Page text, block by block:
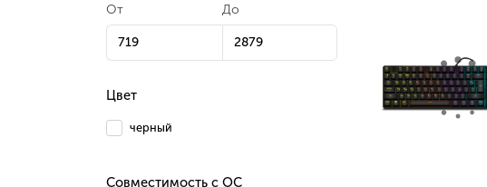
От До
Цвет
черный
Совместимость с ОС